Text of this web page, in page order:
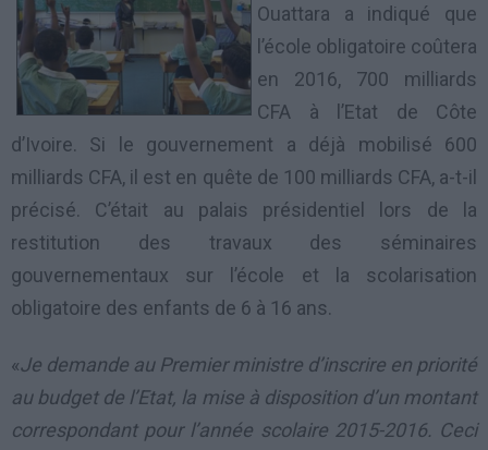
Ouattara a indiqué que
l’école obligatoire coûtera
en 2016, 700 milliards
CFA à l’Etat de Côte
d’Ivoire. Si le gouvernement a déjà mobilisé 600
milliards CFA, il est en quête de 100 milliards CFA, a-t-il
précisé. C’était au palais présidentiel lors de la
restitution des travaux des séminaires
gouvernementaux sur l’école et la scolarisation
obligatoire des enfants de 6 à 16 ans.
«Je demande au Premier ministre d’inscrire en priorité
au budget de l’Etat, la mise à disposition d’un montant
correspondant pour l’année scolaire 2015-2016. Ceci